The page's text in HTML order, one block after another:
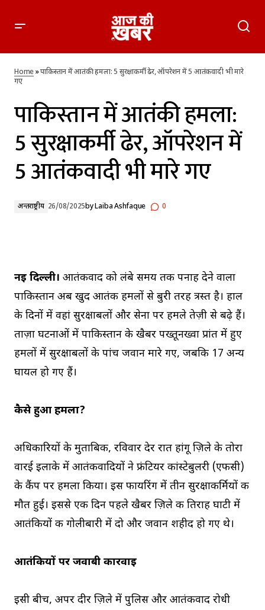
भी मारे गए
Home»पाकिस्तान में आतंकी हमला: 5 सुरक्षाकर्मी ढेर, ऑपरेशन में 5 आतंकवादी भी मारे
गए
पाकिस्तान में आतंकी हमला:
5 सुरक्षाकर्मी ढेर, ऑपरेशन में
5 आतंकवादी भी मारे गए
अन्तर्राष्ट्रीय 26/08/2025byLaiba Ashfaque 0
नई दिल्ली। आतंकवाद को लंबे समय तक पनाह देने वाला
पाकिस्तान अब खुद आतंकी हमलों से बुरी तरह त्रस्त है। हाल
के दिनों में वहां सुरक्षाबलों और सेना पर हमले तेज़ी से बढ़े हैं।
ताज़ा घटनाओं में पाकिस्तान के खैबर पख्तूनख्वा प्रांत में हुए
हमलों में सुरक्षाबलों के पांच जवान मारे गए, जबकि 17 अन्य
घायल हो गए हैं।
कैसे हुआ हमला?
अधिकारियों के मुताबिक, रविवार देर रात हांगू ज़िले के तोरा
वारई इलाके में आतंकवादियों ने फ्रंटियर कांस्टेबुलरी (एफसी)
के कैंप पर हमला किया। इस फायरिंग में तीन सुरक्षाकर्मियों की
मौत हुई। इससे एक दिन पहले खैबर ज़िले की तिराह घाटी में
आतंकियों की गोलीबारी में दो और जवान शहीद हो गए थे।
आतंकियों पर जवाबी कार्रवाई
इसी बीच, अपर दीर ज़िले में पुलिस और आतंकवाद रोधी